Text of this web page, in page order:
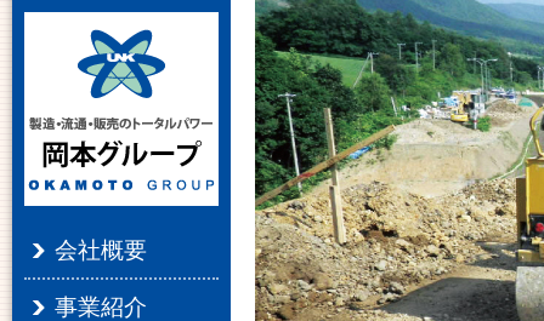
会社概要
事業紹介